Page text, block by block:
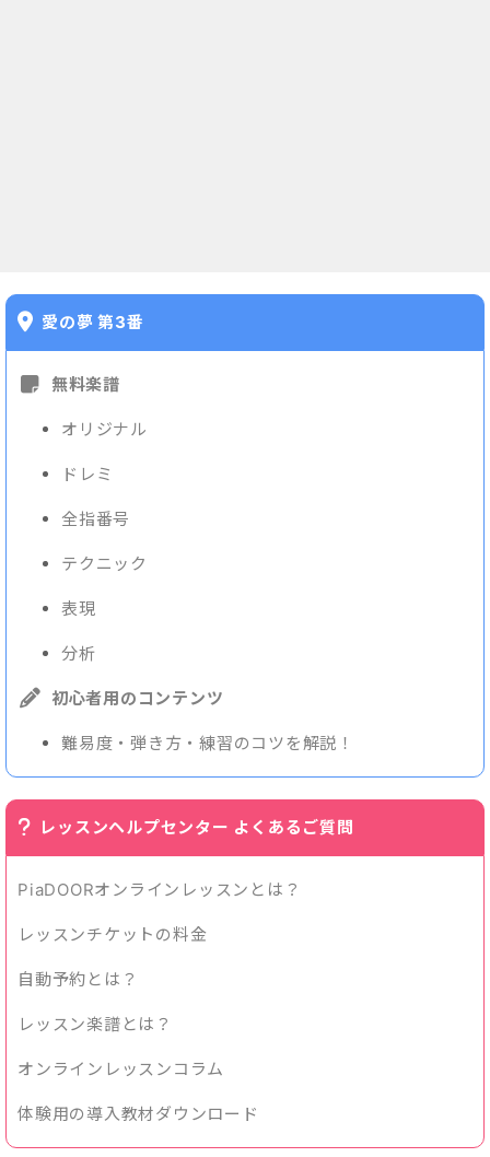
愛の夢 第3番
無料楽譜
オリジナル
ドレミ
全指番号
テクニック
表現
分析
初心者用のコンテンツ
難易度・弾き方・練習のコツを解説！
レッスンヘルプセンター よくあるご質問
PiaDOORオンラインレッスンとは？
レッスンチケットの料金
自動予約とは？
レッスン楽譜とは？
オンラインレッスンコラム
体験用の導入教材ダウンロード